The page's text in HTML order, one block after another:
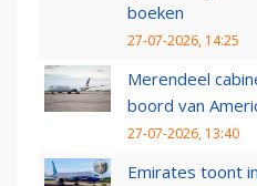
boeken
27-07-2026, 14:25
Merendeel
boord van
27-07-2026, 13:40
Emirates toont